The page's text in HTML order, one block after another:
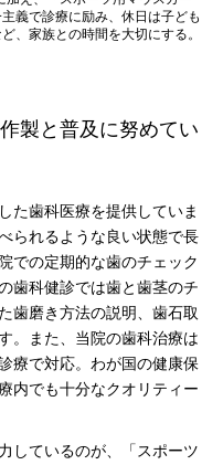
義で診療に励み、休日は子ども
、家族との時間を大切にする。
製と普及に努めてい
た歯科医療を提供していま
られるような良い状態で長
での定期的な歯のチェック
歯科健診では歯と歯茎のチ
歯磨き方法の説明、歯石取
。また、当院の歯科治療は
療で対応。わが国の健康保
内でも十分なクオリティー
しているのが、「スポーツ